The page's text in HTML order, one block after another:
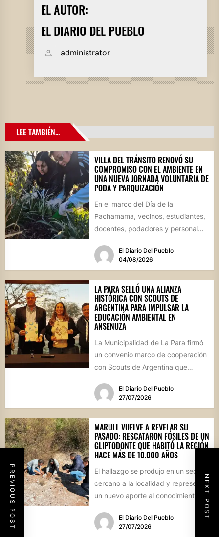
EL AUTOR:
EL DIARIO DEL PUEBLO
administrator
PREVIOUS POST NEXT POST
LEE TAMBIÉN...
VILLA DEL TRÁNSITO RENOVÓ SU
COMPROMISO CON EL AMBIENTE EN
UNA NUEVA JORNADA VOLUNTARIA DE
PODA Y PARQUIZACIÓN
En el marco del Día de la
Pachamama, vecinos, estudiantes,
docentes, podadores y personal
de...
El Diario Del Pueblo
04/08/2026
LA PARA SELLÓ UNA ALIANZA
HISTÓRICA CON SCOUTS DE
ARGENTINA PARA IMPULSAR LA
EDUCACIÓN AMBIENTAL EN
ANSENUZA
La Municipalidad de La Para firmó
un convenio marco de cooperación
con Scouts de Argentina que
educativas,...El Diario Del Pueblo
27/07/2026
MARULL VUELVE A REVELAR SU
PASADO: RESCATARON FÓSILES DE UN
GLIPTODONTE QUE HABITÓ LA REGIÓN
HACE MÁS DE 10.000 AÑOS
El hallazgo se produjo en un sector
cercano a la localidad y representa
un nuevo aporte al conocimiento
El Diario Del Pueblo
27/07/2026